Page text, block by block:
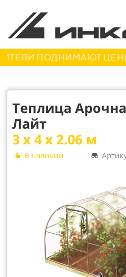
ПОДНИМАЮТ ЦЕНЫ
Теплица
Лайт
3 х 4 х 2.06 м
В наличии